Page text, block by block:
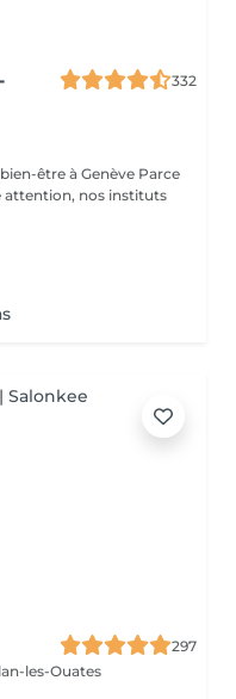
332
à Genève Parce
nos instituts
297
les-Ouates